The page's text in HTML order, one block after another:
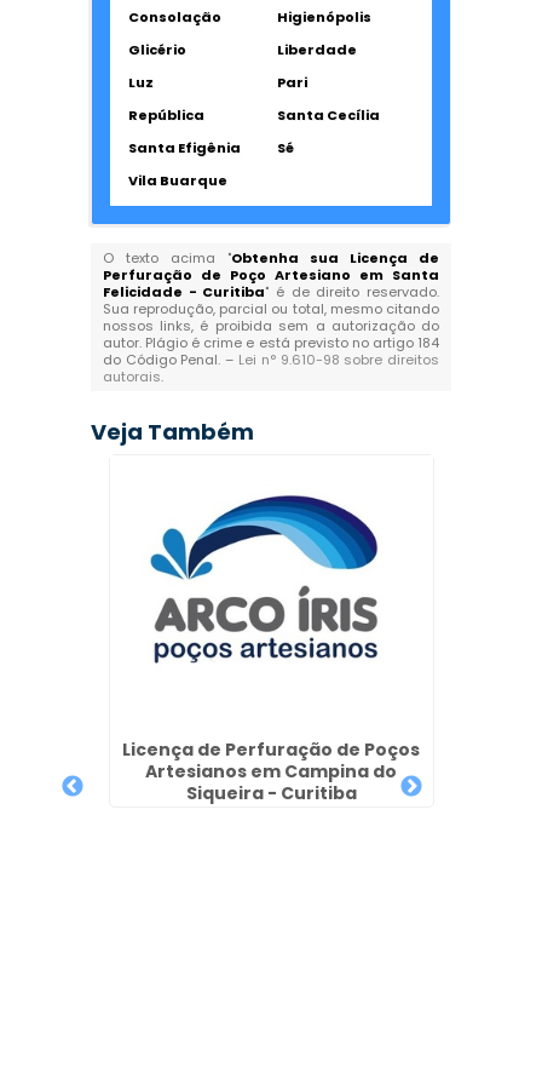
Consolação
Higienópolis
Glicério
Liberdade
Luz
Pari
República
Santa Cecília
Santa Efigênia
Sé
Vila Buarque
O texto acima "Obtenha sua Licença de
Perfuração de Poço Artesiano em Santa
Felicidade - Curitiba" é de direito reservado.
Sua reprodução, parcial ou total, mesmo citando
nossos links, é proibida sem a autorização do
autor. Plágio é crime e está previsto no artigo 184
do Código Penal. – Lei n° 9.610-98 sobre direitos
autorais.
Veja Também
Licença de Perfuração de Poços
Artesianos em Campina do
Siqueira - Curitiba